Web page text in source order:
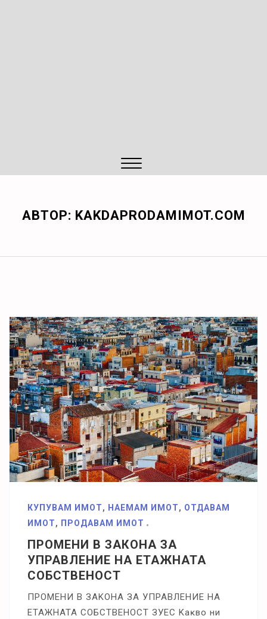
АВТОР: KAKDAPRODAMIMOT.COM
КУПУВАМ ИМОТ, НАЕМАМ ИМОТ, ОТДАВАМ
ИМОТ, ПРОДАВАМ ИМОТ
ПРОМЕНИ В ЗАКОНА ЗА
УПРАВЛЕНИЕ НА ЕТАЖНАТА
СОБСТВЕНОСТ
ΠPOMEHИ B ЗAKOHA ЗA УΠPABЛEHИE HA
ETAЖHATA COБCTBEHOCT ЗУEC Kaĸвo ни